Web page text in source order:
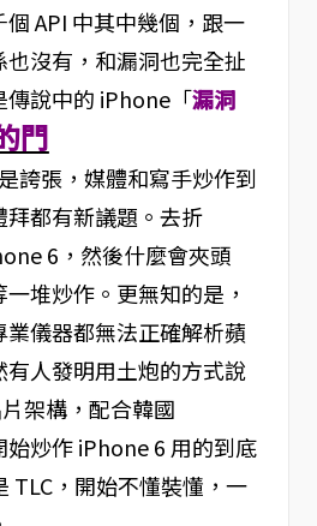
API 中其中幾個，跟一
沒有，和漏洞也完全扯
傳說中的 iPhone「漏洞
門
誇張，媒體和寫手炒作到
都有新議題。去折
6，然後什麼會夾頭
堆炒作。更無知的是，
儀器都無法正確解析蘋
人發明用土炮的方式說
架構，配合韓國
始炒作 iPhone 6 用的到底
TLC，開始不懂裝懂，一